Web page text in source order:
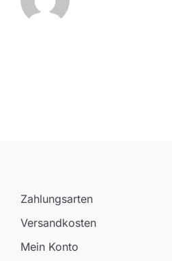
Zahlungsarten
Versandkosten
Mein Konto